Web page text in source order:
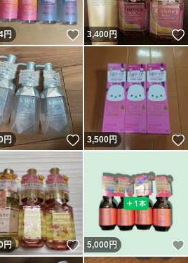
！
円 いいね！
3,400円
！
円 いいね！
3,500円
！
円 いいね！
5,000円